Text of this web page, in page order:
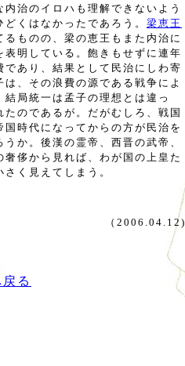
治のイロハも理解できないよう
くはなかったであろう。 梁恵王
ものの、梁の恵王もまた内治に
明している。飽きもせずに連年
あり、結果として民治にしわ寄
、その浪費の源である戦争によ
局統一は孟子の理想とは違っ
のであるが。だがむしろ、戦国
時代になってからの方が民治を
か。後漢の霊帝、西晋の武帝、
侈から見れば、わが国の上皇た
く見えてしまう。
（2006.04.12)
る